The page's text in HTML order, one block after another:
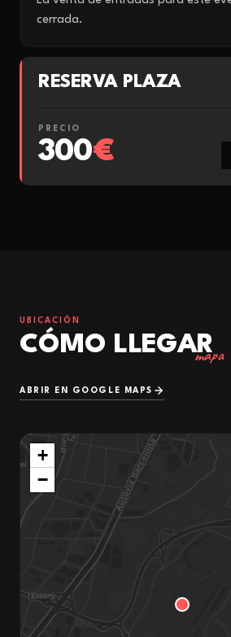
cerrada.
RESERVA PLAZA
PRECIO
300€
UBICACIÓN
CÓMO LLEGAR
mapa
ABRIR EN GOOGLE MAPS
+
−